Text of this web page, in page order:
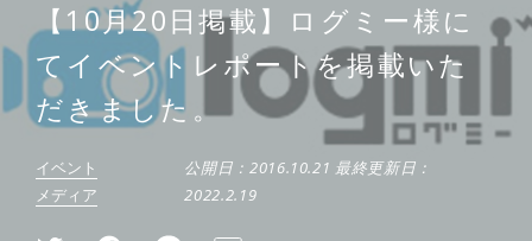
【10月20日掲載】ログミー様に
てイベントレポートを掲載いた
だきました。
イベント
メディア
公開日： 2016.10.21 最終更新日：
2022.2.19